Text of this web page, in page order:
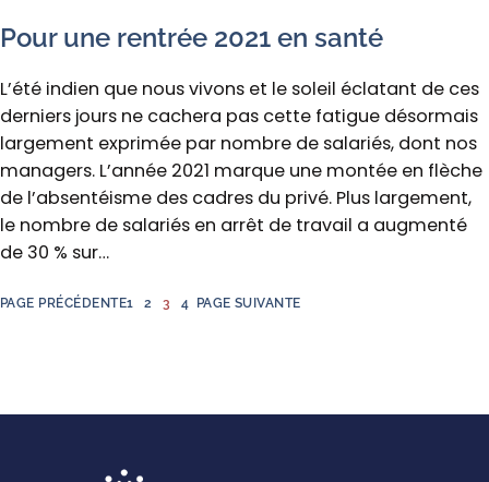
Pour une rentrée 2021 en santé
L’été indien que nous vivons et le soleil éclatant de ces
derniers jours ne cachera pas cette fatigue désormais
largement exprimée par nombre de salariés, dont nos
managers. L’année 2021 marque une montée en flèche
de l’absentéisme des cadres du privé. Plus largement,
le nombre de salariés en arrêt de travail a augmenté
de 30 % sur…
PAGE PRÉCÉDENTE1 2 3 4 PAGE SUIVANTE